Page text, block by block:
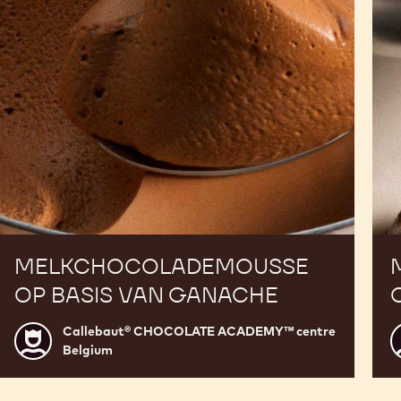
MELKCHOCOLADEMOUSSE
OP BASIS VAN GANACHE
Callebaut®
CHOCOLATE
ACADEMY™
Callebaut® CHOCOLATE ACADEMY™ centre
Belgium